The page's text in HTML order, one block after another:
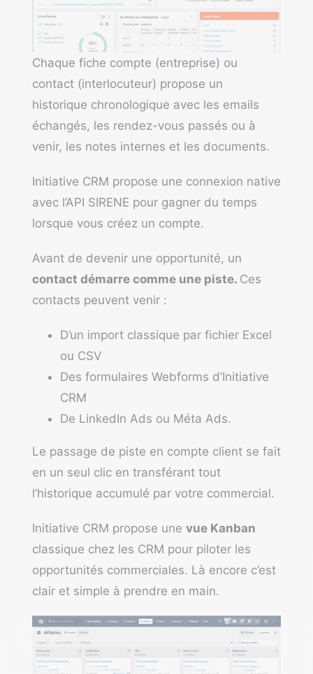
Chaque fiche compte (entreprise) ou
contact (interlocuteur) propose un
historique chronologique avec les emails
échangés, les rendez-vous passés ou à
venir, les notes internes et les documents.
Initiative CRM propose une connexion native
avec l’API SIRENE pour gagner du temps
lorsque vous créez un compte.
Avant de devenir une opportunité, un
contact démarre comme une piste. Ces
contacts peuvent venir :
D’un import classique par fichier Excel
ou CSV
Des formulaires Webforms d’Initiative
CRM
De LinkedIn Ads ou Méta Ads.
Le passage de piste en compte client se fait
en un seul clic en transférant tout
l’historique accumulé par votre commercial.
Initiative CRM propose une vue Kanban
classique chez les CRM pour piloter les
opportunités commerciales. Là encore c’est
clair et simple à prendre en main.